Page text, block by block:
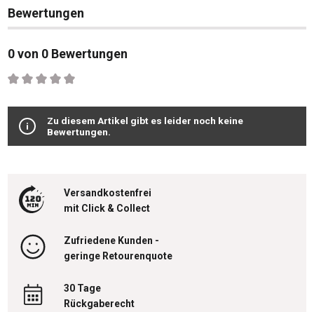
Bewertungen
0 von 0 Bewertungen
Durchschnittliche Bewertung von 0 von 5 Sternen
Zu diesem Artikel gibt es leider noch keine
Bewertungen.
Versandkostenfrei
mit Click & Collect
Zufriedene Kunden -
geringe Retourenquote
30 Tage
Rückgaberecht